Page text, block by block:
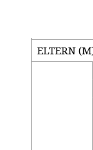
ELTERN (M